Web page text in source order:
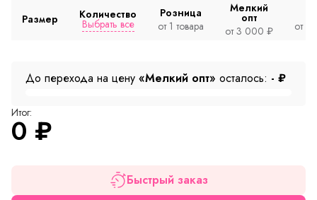
Размер Количество
Выбрать все
Розница
от 1 товара
Мелкий
опт
от 3 000 ₽
от
До перехода на цену «Мелкий опт» осталось: - ₽
Итог:
0 ₽
Быстрый заказ